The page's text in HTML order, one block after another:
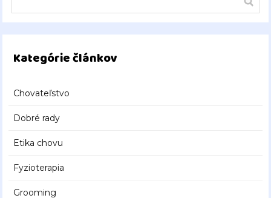
Kategórie článkov
Chovateľstvo
Dobré rady
Etika chovu
Fyzioterapia
Grooming